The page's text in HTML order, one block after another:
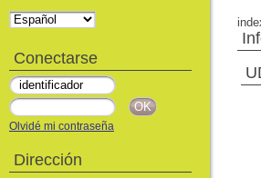
Conectarse
Olvidé mi contraseña
Dirección